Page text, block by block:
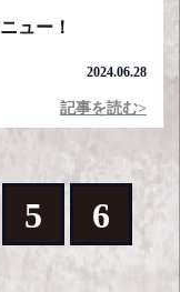
ュー！
2024.06.28
記事を読む>
5 6